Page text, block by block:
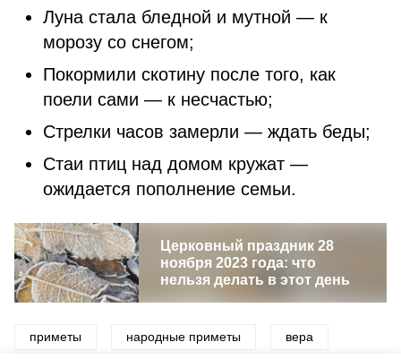
Луна стала бледной и мутной — к
морозу со снегом;
Покормили скотину после того, как
поели сами — к несчастью;
Стрелки часов замерли — ждать беды;
Стаи птиц над домом кружат —
ожидается пополнение семьи.
Церковный праздник 28
ноября 2023 года: что
нельзя делать в этот день
приметы народные приметы вера